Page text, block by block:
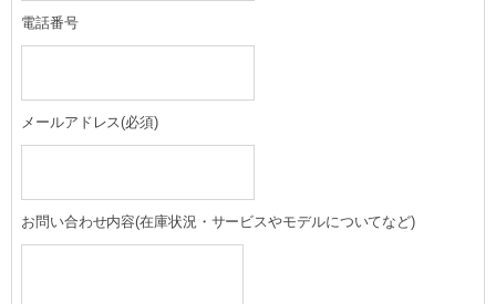
電話番号
メールアドレス(必須)
お問い合わせ内容(在庫状況・サービスやモデルについてなど)